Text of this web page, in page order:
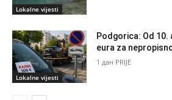
Lokalne vijesti
Lokalne vijesti
Podgorica: Od 10.
eura za
1 дан PRIJE